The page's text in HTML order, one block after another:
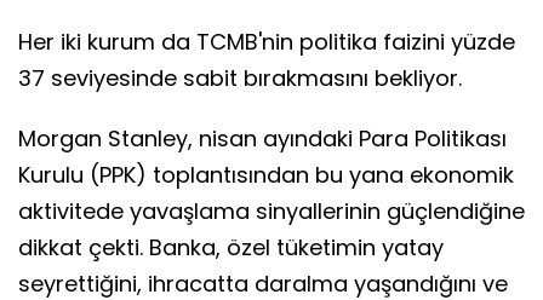
Her iki kurum da TCMB'nin politika faizini yüzde
37 seviyesinde sabit bırakmasını bekliyor.
Morgan Stanley, nisan ayındaki Para Politikası
Kurulu (PPK) toplantısından bu yana ekonomik
aktivitede yavaşlama sinyallerinin güçlendiğine
dikkat çekti. Banka, özel tüketimin yatay
seyrettiğini, ihracatta daralma yaşandığını ve